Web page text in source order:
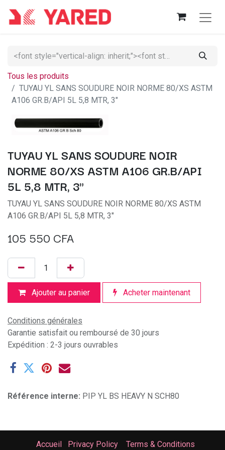
Tous les produits
TUYAU YL SANS SOUDURE NOIR NORME 80/XS ASTM
A106 GR.B/API 5L 5,8 MTR, 3"
TUYAU YL SANS SOUDURE NOIR
NORME 80/XS ASTM A106 GR.B/API
5L 5,8 MTR, 3"
TUYAU YL SANS SOUDURE NOIR NORME 80/XS ASTM
A106 GR.B/API 5L 5,8 MTR, 3"
105 550 CFA
Ajouter au panier Acheter maintenant
Conditions générales
Garantie satisfait ou remboursé de 30 jours
Expédition : 2-3 jours ouvrables
Référence interne: PIP YL BS HEAVY N SCH80
Accueil Privacy Policy Terms & Conditions